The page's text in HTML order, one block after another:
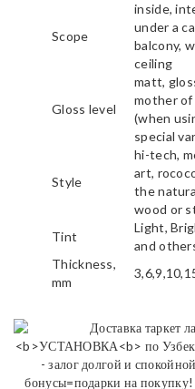
Scope
inside,
under a
balcony,
ceiling
Gloss level
matt,
mother of
(when
special
Style
hi-tech,
art,
the
wood or
Tint
Light,
and
Thickness,
mm